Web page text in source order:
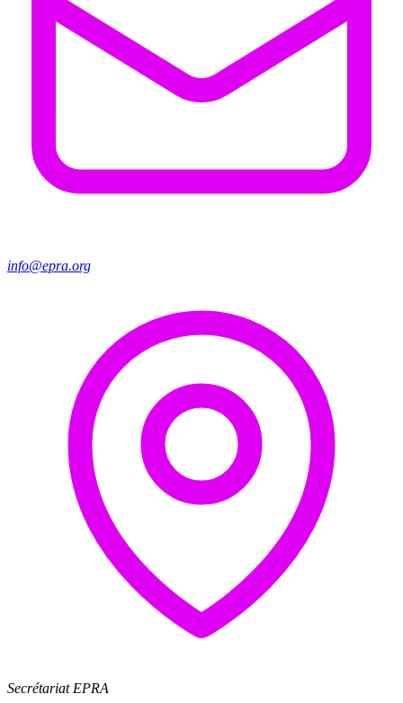
info@epra.org
Secrétariat EPRA